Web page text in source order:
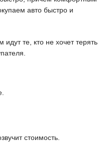
авто быстро и
те, кто не хочет терять
стоимость.